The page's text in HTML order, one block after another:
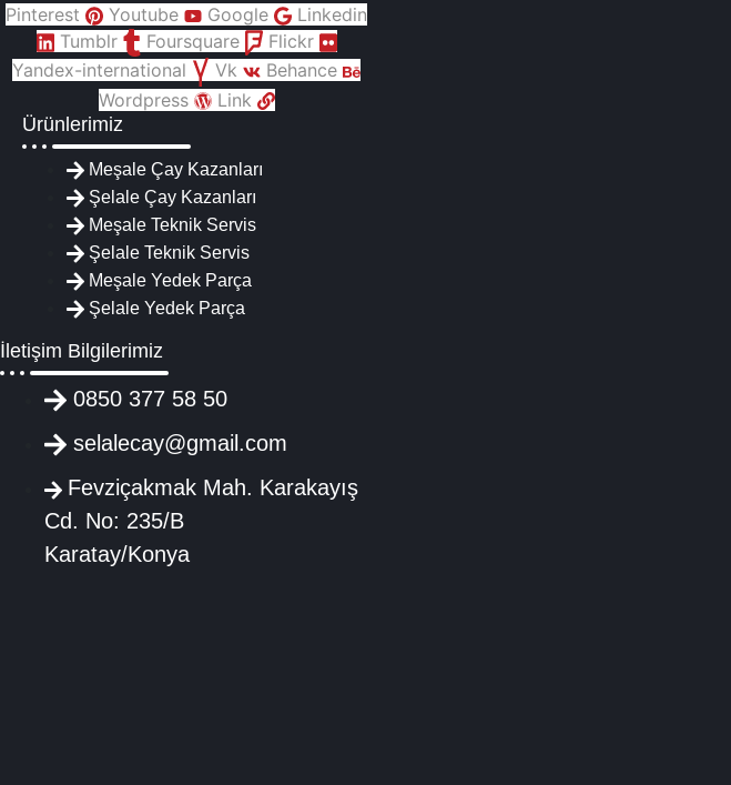
Pinterest
Youtube Google
Linkedin
Tumblr
Foursquare
Flickr
Yandex-international
Vk
Behance
Wordpress
Link
Ürünlerimiz
Meşale Çay Kazanları
Şelale Çay Kazanları
Meşale Teknik Servis
Şelale Teknik Servis
Meşale Yedek Parça
Şelale Yedek Parça
İletişim Bilgilerimiz
0850 377 58 50
selalecay@gmail.com
Fevziçakmak Mah. Karakayış
Cd. No: 235/B
Karatay/Konya